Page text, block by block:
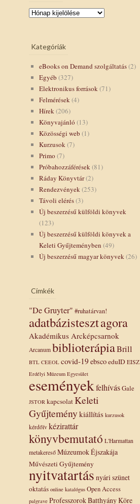
Kategóriák
eBooks on Demand szolgáltatás(2)
Egyéb (327)
Elektronikus források(71)
Felmérések(4)
Hírek(206)
Könyvajánló (13)
Közösségi web (1)
Kurzusok(7)
Primo (7)
Próbahozzáférések(81)
Ráday Könyvtár(2)
Rendezvények(253)
Távoli elérés(3)
Új beszerzésű külföldi könyvek
(123)
Új beszerzésű külföldi könyvek a
Keleti Gyűjteményben (49)
Új beszerzésű magyar könyvek(26)
Címkék
"De Gruyter" #ruhatárvan!
adatbázistesztagora
Akadémikus Arcképcsarnok
Arcanum biblioterápiaBrill
BTL CEEOL covid-19 ebscoeduID EISZ
Erdélyi Múzeum Egyesület
eseményekfelhívásGale
JSTOR kapcsolatKeleti
Gyűjtemény kiállítás kurzusok
kérdőív kézirattár
könyvbemutató L'Harmattan
metakereső Múzeumok Éjszakája
Művészeti Gyűjtemény
nyitvatartás nyári szünet
oktatás online katalógus Open Access
palgrave Professzorok Batthyány Köre